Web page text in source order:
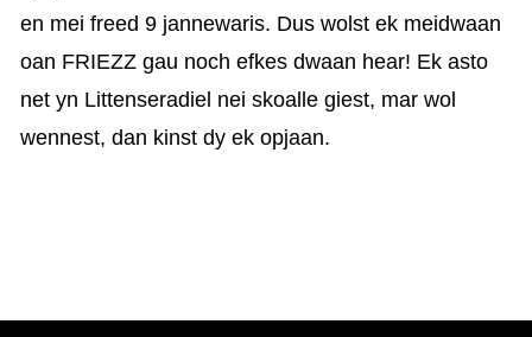
en mei freed 9 jannewaris. Dus wolst ek meidwaan
oan FRIEZZ gau noch efkes dwaan hear! Ek asto
net yn Littenseradiel nei skoalle giest, mar wol
wennest, dan kinst dy ek opjaan.